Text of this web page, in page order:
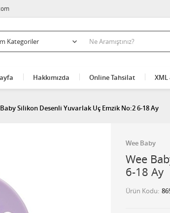
Hakkımızda Online Tahsilat XML
Silikon Desenli Yuvarlak Uç Emzik No:2 6-18 Ay
Wee Baby
Wee
6-18 Ay
Ürün Kodu